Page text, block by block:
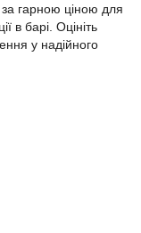
гарною ціною для
в барі. Оцініть
у надійного